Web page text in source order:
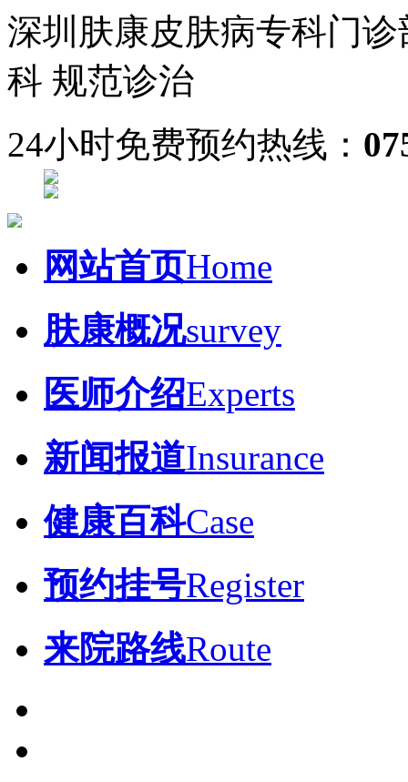
深圳肤康皮肤病专科门诊
科 规范诊治
24小时免费预约热线：
网站首页Home
肤康概况survey
医师介绍Experts
新闻报道Insurance
健康百科Case
预约挂号Register
来院路线Route